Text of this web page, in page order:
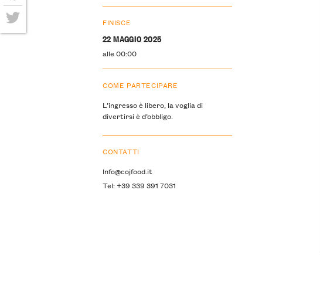
FINISCE
22 MAGGIO 2025
alle 00:00
COME PARTECIPARE
L’ingresso è libero, la voglia di
divertirsi è d’obbligo.
CONTATTI
Info@cojfood.it
Tel: +39 339 391 7031
Facebook
Twitter